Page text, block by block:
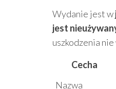
Wydanie jest w
jest
uszkodzenia
Cecha
Nazwa